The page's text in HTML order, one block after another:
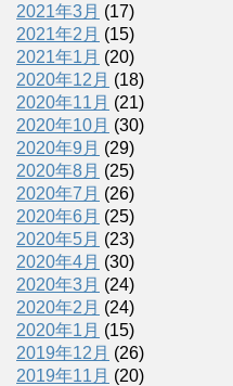
2021年3月 (17)
2021年2月 (15)
2021年1月 (20)
2020年12月 (18)
2020年11月 (21)
2020年10月 (30)
2020年9月 (29)
2020年8月 (25)
2020年7月 (26)
2020年6月 (25)
2020年5月 (23)
2020年4月 (30)
2020年3月 (24)
2020年2月 (24)
2020年1月 (15)
2019年12月 (26)
2019年11月 (20)